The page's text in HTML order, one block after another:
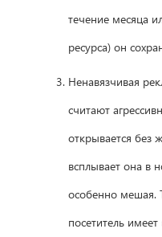
течение месяца
ресурса) он
Ненавязчивая
считают
открывается без
всплывает она в
особенно мешая.
посетитель